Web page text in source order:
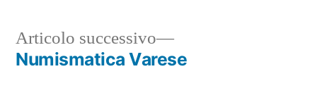
Navigazione
Articolo successivo
Articolo
successivo:
Numismatica Varese